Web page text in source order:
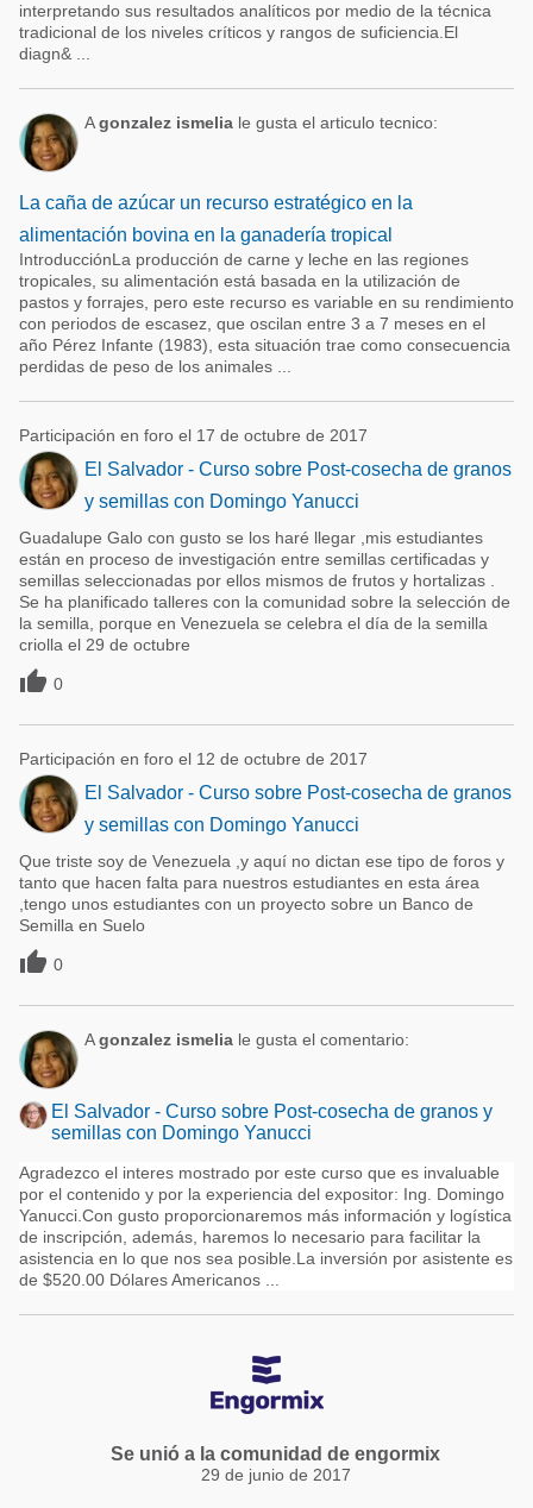
interpretando sus resultados analíticos por medio de la técnica
tradicional de los niveles críticos y rangos de suficiencia.El
diagn& ...
Agonzalez ismelia le gusta el articulo tecnico:
La caña de azúcar un recurso estratégico en la
alimentación bovina en la ganadería tropical
IntroducciónLa producción de carne y leche en las regiones
tropicales, su alimentación está basada en la utilización de
pastos y forrajes, pero este recurso es variable en su rendimiento
con periodos de escasez, que oscilan entre 3 a 7 meses en el
año Pérez Infante (1983), esta situación trae como consecuencia
perdidas de peso de los animales ...
Participación en foro el 17 de octubre de 2017
El Salvador - Curso sobre Post-cosecha de granos
y semillas con Domingo Yanucci
Guadalupe Galo con gusto se los haré llegar ,mis estudiantes
están en proceso de investigación entre semillas certificadas y
semillas seleccionadas por ellos mismos de frutos y hortalizas .
Se ha planificado talleres con la comunidad sobre la selección de
la semilla, porque en Venezuela se celebra el día de la semilla
criolla el 29 de octubre
 0
Participación en foro el 12 de octubre de 2017
El Salvador - Curso sobre Post-cosecha de granos
y semillas con Domingo Yanucci
Que triste soy de Venezuela ,y aquí no dictan ese tipo de foros y
tanto que hacen falta para nuestros estudiantes en esta área
,tengo unos estudiantes con un proyecto sobre un Banco de
Semilla en Suelo
 0
Agonzalez ismelia le gusta el comentario:
El Salvador - Curso sobre Post-cosecha de granos y
semillas con Domingo Yanucci
Agradezco el interes mostrado por este curso que es invaluable
por el contenido y por la experiencia del expositor: Ing. Domingo
Yanucci.Con gusto proporcionaremos más información y logística
de inscripción, además, haremos lo necesario para facilitar la
asistencia en lo que nos sea posible.La inversión por asistente es
de $520.00 Dólares Americanos ...
Se unió a la comunidad de engormix
29 de junio de 2017